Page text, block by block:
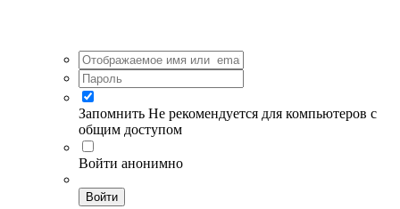
Запомнить Не рекомендуется для компьютеров с
общим доступом
Войти анонимно
Войти